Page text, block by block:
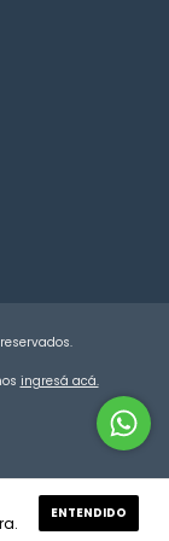
ENTENDIDO
ingresá acá.